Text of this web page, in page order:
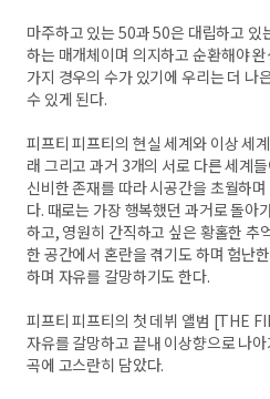
마주하고 있는 50과 50은 대립하고 있
하는 매개체이며 의지하고 순환해야
가지 경우의 수가 있기에 우리는 더 나
수 있게 된다.
피프티 피프티의 현실 세계와 이상 세
래 그리고 과거 3개의 서로 다른 세계
신비한 존재를 따라 시공간을 초월하
다. 때로는 가장 행복했던 과거로 돌아
하고, 영원히 간직하고 싶은 황홀한 추
한 공간에서 혼란을 겪기도 하며 험난
하며 자유를 갈망하기도 한다.
피프티 피프티의 첫 데뷔 앨범 [THE
자유를 갈망하고 끝내 이상향으로 나
곡에 고스란히 담았다.